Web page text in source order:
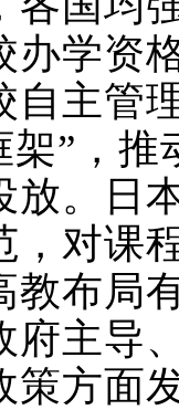
办学资
自主管
架”，
放。日
，对课
教布局
府主导
策方面